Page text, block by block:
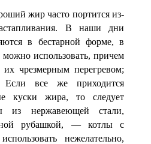
жир часто портится из-
В наши дни
в бестарной форме, в
можно использовать, причем
чрезмерным перегре­вом;
все же приходится
куски жира, то следует
из нержавеющей стали,
ру­башкой, — котлы с
нежелательно,